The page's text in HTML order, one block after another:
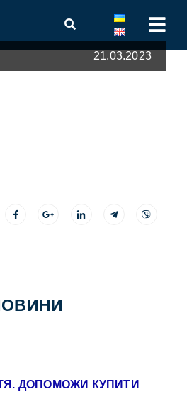
21.03.2023
ДОПОМОЖИ КУПИТИ